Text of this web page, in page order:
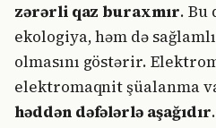
zərərli qaz buraxmır. Bu
ekologiya, həm də
olmasını göstərir.
elektromaqnit şüalanma
həddən dəfələrlə aşağıdır